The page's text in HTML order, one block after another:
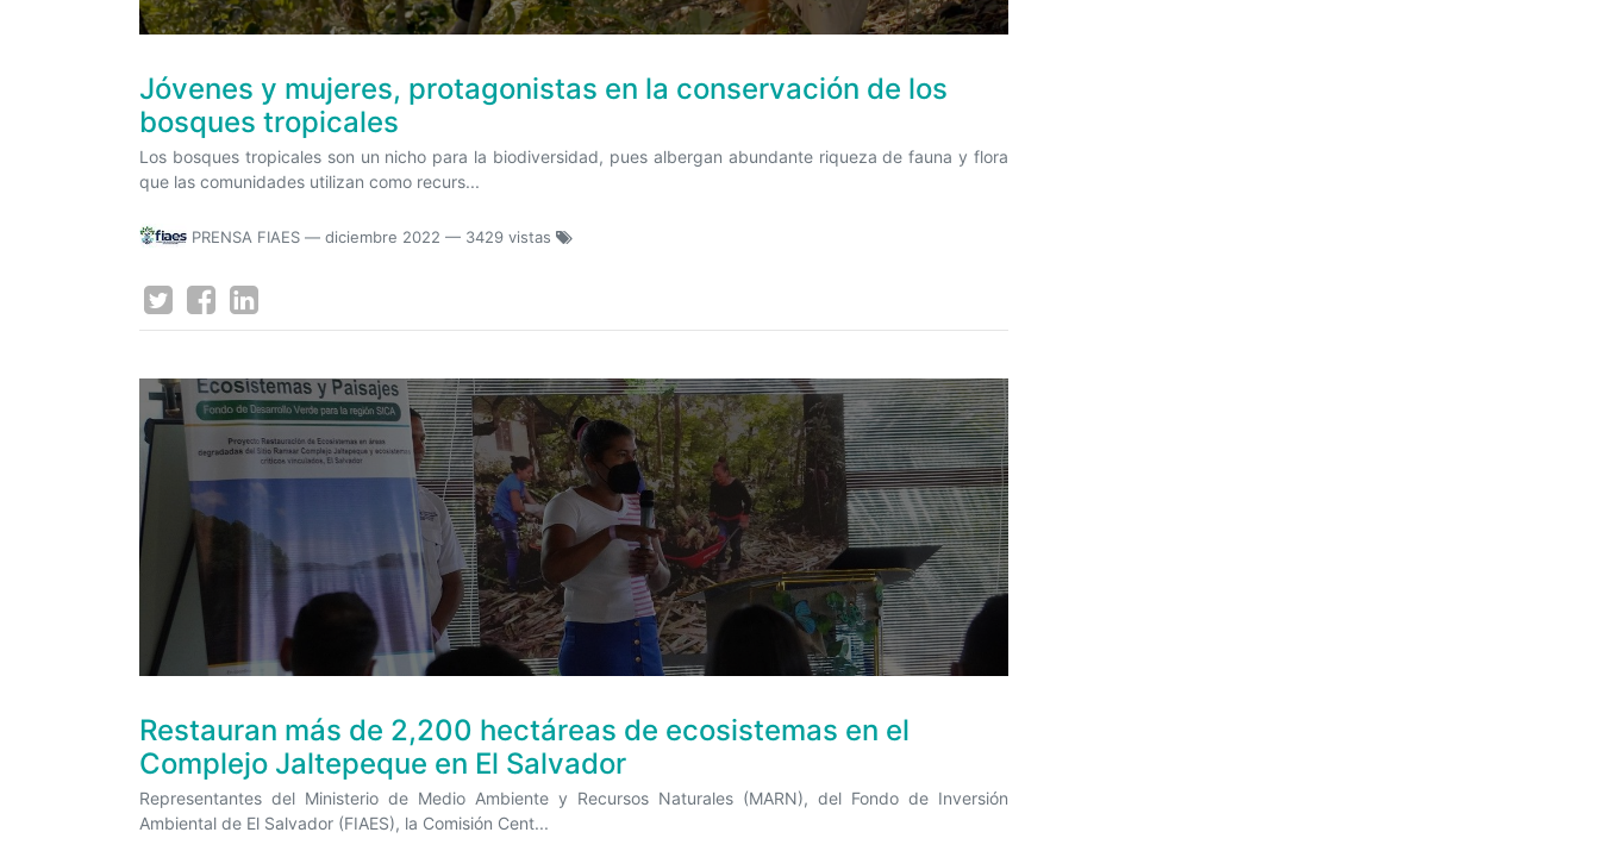
Jóvenes y mujeres, protagonistas en la conservación de los
bosques tropicales
Los bosques tropicales son un nicho para la biodiversidad, pues albergan abundante riqueza de fauna y flora
que las comunidades utilizan como recurs...
PRENSA FIAES — diciembre 2022 — 3429 vistas
Restauran más de 2,200 hectáreas de ecosistemas en el
Complejo Jaltepeque en El Salvador
Representantes del Ministerio de Medio Ambiente y Recursos Naturales (MARN), del Fondo de Inversión
Ambiental de El Salvador (FIAES), la Comisión Cent...